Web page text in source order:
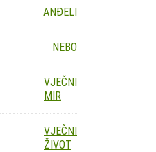
ANĐELI
NEBO
VJEČNI
MIR
VJEČNI
ŽIVOT